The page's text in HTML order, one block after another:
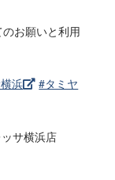
お願いと利用
浜
#タミヤ
サ横浜店